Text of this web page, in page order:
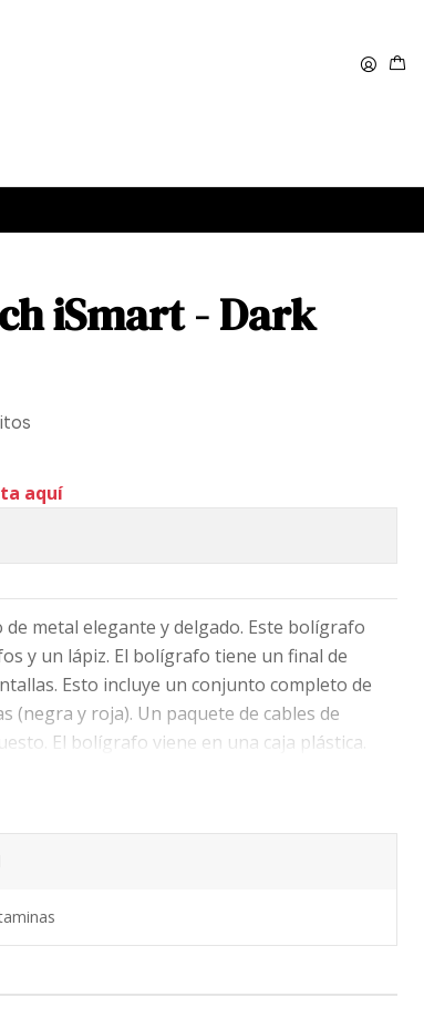
iSmart - Dark
aquí
metal elegante y delgado. Este bolígrafo
y un lápiz. El bolígrafo tiene un final de
Esto incluye un conjunto completo de
(negra y roja). Un paquete de cables de
El bolígrafo viene en una caja plástica.